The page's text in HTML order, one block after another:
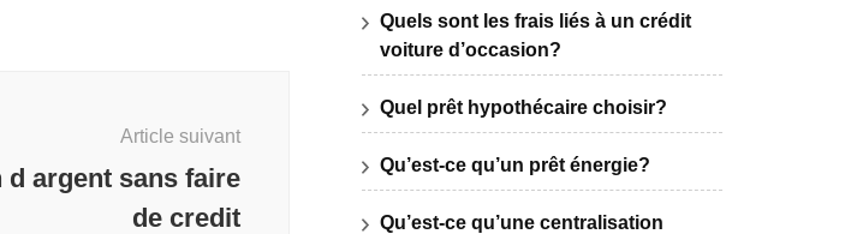
Article suivant
d argent sans faire
de credit
Quels sont les frais liés à un crédit
voiture d’occasion?
Quel prêt hypothécaire choisir?
Qu’est-ce qu’un prêt énergie?
Qu’est-ce qu’une centralisation